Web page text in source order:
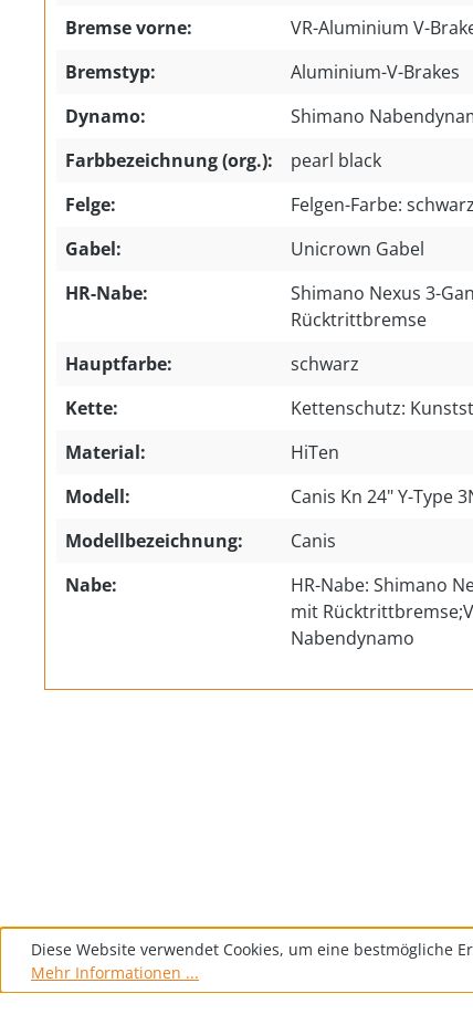
Bremse vorne:
VR-Aluminium V-
Bremstyp:
Aluminium-V-Brakes
Dynamo:
Shimano
Farbbezeichnung (org.):
pearl black
Felge:
Felgen-Farbe:
Gabel:
Unicrown Gabel
HR-Nabe:
Shimano Nexus 3-
Rücktrittbremse
Hauptfarbe:
schwarz
Kette:
Kettenschutz:
Material:
HiTen
Modell:
Canis Kn 24" Y-Type
Modellbezeichnung:
Canis
Nabe:
HR-Nabe: Shimano
mit
Nabendynamo
Diese Website verwendet Cookies, um eine bestmögliche
Mehr Informationen ...